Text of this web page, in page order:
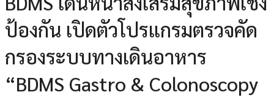
ป้องกัน เปิดตัวโปรแกรมตรวจคัด
กรองระบบทางเดินอาหาร
“BDMS Gastro & Colonoscopy